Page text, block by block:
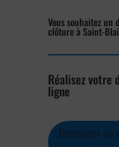
Vous souhaitez un
clôture à Saint-
Réalisez votre
ligne